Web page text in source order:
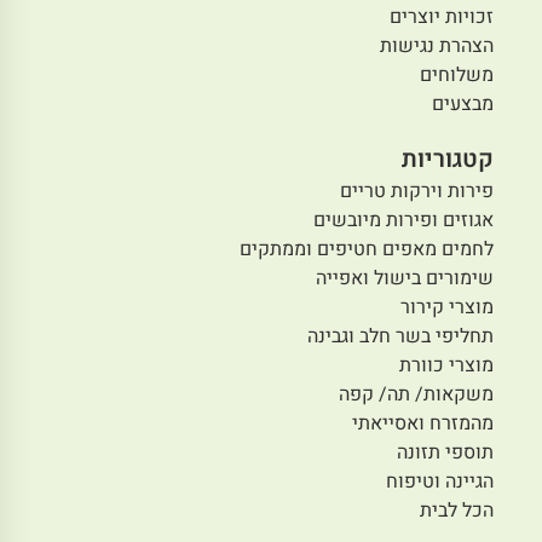
זכויות יוצרים
הצהרת נגישות
משלוחים
מבצעים
קטגוריות
פירות וירקות טריים
אגוזים ופירות מיובשים
לחמים מאפים חטיפים וממתקים
שימורים בישול ואפייה
מוצרי קירור
תחליפי בשר חלב וגבינה
מוצרי כוורת
משקאות/ תה/ קפה
מהמזרח ואסייאתי
תוספי תזונה
הגיינה וטיפוח
הכל לבית